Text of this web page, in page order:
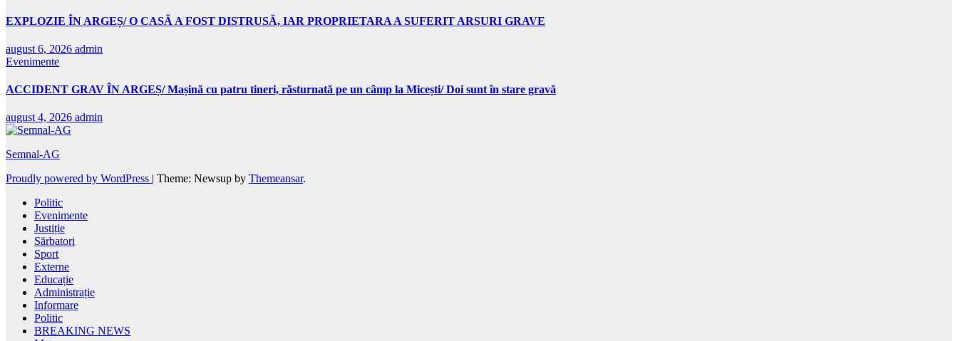
EXPLOZIE ÎN ARGEȘ/ O CASĂ A FOST DISTRUSĂ, IAR PROPRIETARA A SUFERIT ARSURI GRAVE
august 6, 2026 admin
Evenimente
ACCIDENT GRAV ÎN ARGEȘ/ Mașină cu patru tineri, răsturnată pe un câmp la Micești/ Doi sunt în stare gravă
august 4, 2026 admin
Semnal-AG
Proudly powered by WordPress | Theme: Newsup by Themeansar.
Politic
Evenimente
Justiție
Sărbatori
Sport
Externe
Educație
Administrație
Informare
Politic
BREAKING NEWS